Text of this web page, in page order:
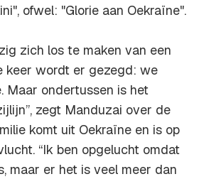
ofwel: "Glorie aan Oekraïne".
zich los te maken van een
keer wordt er gezegd: we
Maar ondertussen is het
zegt Manduzai over de
komt uit Oekraïne en is op
“Ik ben opgelucht omdat
maar er het is veel meer dan